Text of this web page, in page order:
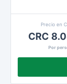
Precio en
CRC
Por